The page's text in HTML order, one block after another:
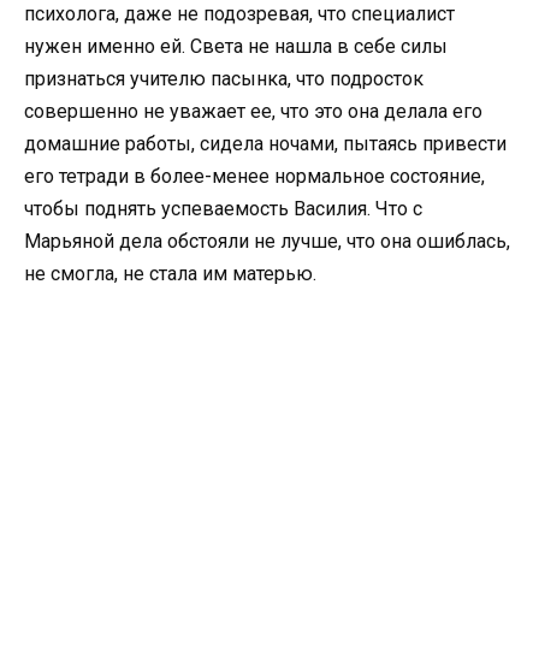
психолога, даже не подозревая, что специалист
нужен именно ей. Света не нашла в себе силы
признаться учителю пасынка, что подросток
совершенно не уважает ее, что это она делала его
домашние работы, сидела ночами, пытаясь привести
его тетради в более-менее нормальное состояние,
чтобы поднять успеваемость Василия. Что с
Марьяной дела обстояли не лучше, что она ошиблась,
не смогла, не стала им матерью.